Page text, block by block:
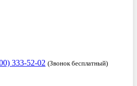
333-52-02 (Звонок бесплатный)